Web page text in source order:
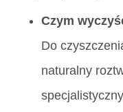
Czym
Do
naturalny